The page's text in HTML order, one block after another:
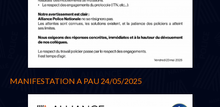
MANIFESTATION A PAU 24/05/2025